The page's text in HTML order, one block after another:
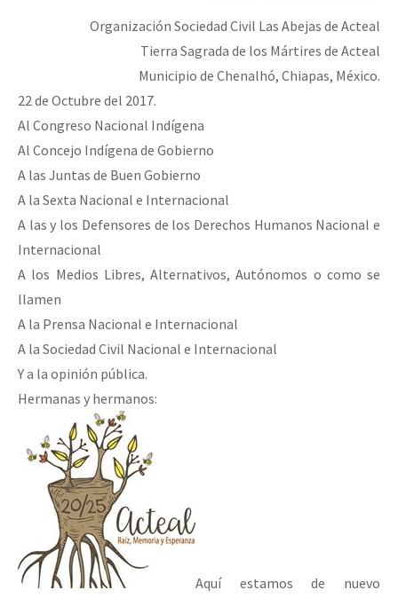
Organización Sociedad Civil Las Abejas de Acteal
Tierra Sagrada de los Mártires de Acteal
Municipio de Chenalhó, Chiapas, México.
22 de Octubre del 2017.
Al Congreso Nacional Indígena
Al Concejo Indígena de Gobierno
A las Juntas de Buen Gobierno
A la Sexta Nacional e Internacional
A las y los Defensores de los Derechos Humanos Nacional e
Internacional
A los Medios Libres, Alternativos, Autónomos o como se
llamen
A la Prensa Nacional e Internacional
A la Sociedad Civil Nacional e Internacional
Y a la opinión pública.
Hermanas y hermanos:
Aquí estamos de nuevo